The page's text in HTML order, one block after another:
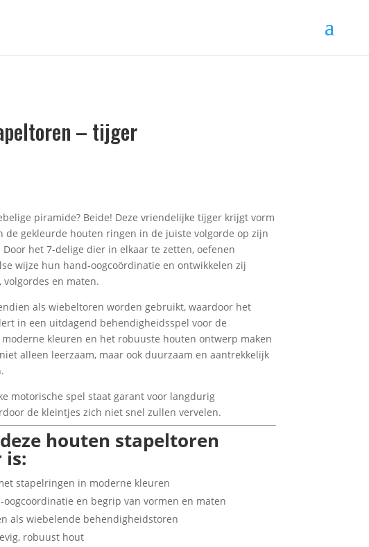
– tijger
piramide? Beide! Deze vriendelijke tijger krijgt vorm
de gekleurde houten ringen in de juiste volgorde op zijn
het 7-delige dier in elkaar te zetten, oefenen
wijze hun hand-oogcoördinatie en ontwikkelen zij
en maten.
als wiebeltoren worden gebruikt, waardoor het
in een uitdagend behendigheidsspel voor de
kleuren en het robuuste houten ontwerp maken
alleen leerzaam, maar ook duurzaam en aantrekkelijk
motorische spel staat garant voor langdurig
de kleintjes zich niet snel zullen vervelen.
houten stapeltoren
is:
stapelringen in moderne kleuren
oogcoördinatie en begrip van vormen en maten
als wiebelende behendigheidstoren
robuust hout